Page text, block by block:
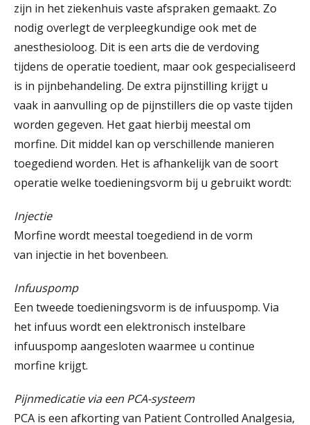
zijn in het ziekenhuis vaste afspraken gemaakt. Zo
nodig overlegt de verpleegkundige ook met de
anesthesioloog. Dit is een arts die de verdoving
tijdens de operatie toedient, maar ook gespecialiseerd
is in pijnbehandeling. De extra pijnstilling krijgt u
vaak in aanvulling op de pijnstillers die op vaste tijden
worden gegeven. Het gaat hierbij meestal om
morfine. Dit middel kan op verschillende manieren
toegediend worden. Het is afhankelijk van de soort
operatie welke toedieningsvorm bij u gebruikt wordt:
Injectie
Morfine wordt meestal toegediend in de vorm
van injectie in het bovenbeen.
Infuuspomp
Een tweede toedieningsvorm is de infuuspomp. Via
het infuus wordt een elektronisch instelbare
infuuspomp aangesloten waarmee u continue
morfine krijgt.
Pijnmedicatie via een PCA-systeem
PCA is een afkorting van Patient Controlled Analgesia,